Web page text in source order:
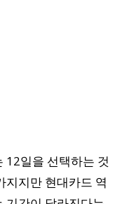
12일을 선택하는 것
지지만 현대카드 역